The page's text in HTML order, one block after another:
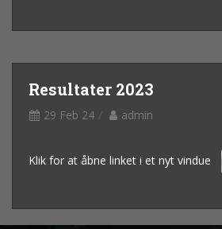
Resultater 2023
29 Feb 24 admin
Klik for at åbne linket i et nyt vindue